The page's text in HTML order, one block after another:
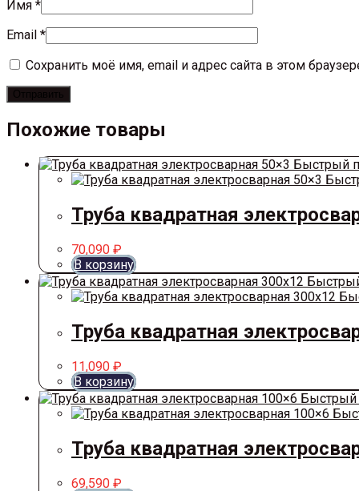
Имя *
Email *
Сохранить моё имя, email и адрес сайта в этом
Похожие товары
Быстрый
Труба квадратная
70,090 ₽
В корзину
Труба квадратная
11,090 ₽
В корзину
Быстрый
Труба квадратная
69,590 ₽